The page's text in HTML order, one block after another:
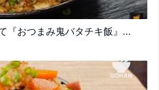
『おつまみ鬼バタチキ飯』...